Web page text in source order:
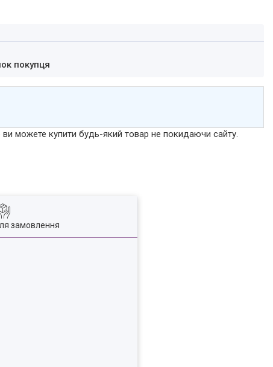
покупця
ви можете купити будь-який товар не покидаючи сайту.
замовлення